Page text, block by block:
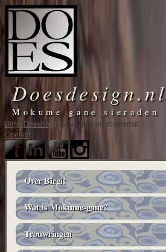
Doesdesign.nl
Mokume gane sieraden
Birgit Doesborg , Goudsmid en zilversmid.
Contact
Main
navigation
Over Birgit
Wat is Mokume-gane?
Trouwringen